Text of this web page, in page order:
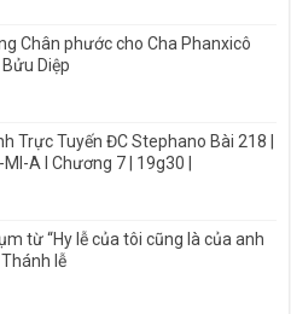
Chân phước cho Cha Phanxicô
Diệp
Trực Tuyến ĐC Stephano Bài 218 |
A I Chương 7 | 19g30 |
từ “Hy lễ của tôi cũng là của anh
lễ